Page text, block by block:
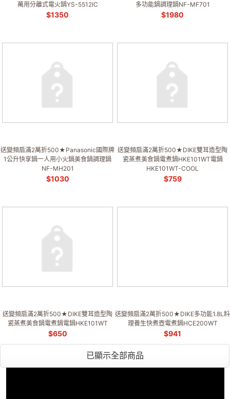
萬用分離式電火鍋YS-5512IC
$1350
多功能鍋調理鍋NF-MF701
$1980
送變頻扇滿2萬折500★Panasonic國際牌
1公升快享鍋一人用小火鍋美食鍋調理鍋
NF-MH201
$1030
送變頻扇滿2萬折500★DIKE雙耳造型陶
瓷蒸煮美食鍋電煮鍋HKE101WT電鍋
HKE101WT-COOL
$759
送變頻扇滿2萬折500★DIKE雙耳造型陶
瓷蒸煮美食鍋電煮鍋電鍋HKE101WT
$650
送變頻扇滿2萬折500★DIKE多功能1.8L料
理養生快煮壺電煮鍋HCE200WT
$941
已顯示全部商品